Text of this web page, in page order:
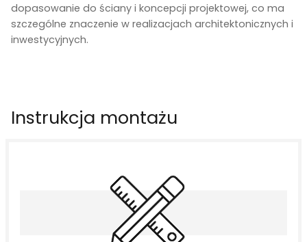
dopasowanie do ściany i koncepcji projektowej, co ma
szczególne znaczenie w realizacjach architektonicznych i
inwestycyjnych.
Instrukcja montażu